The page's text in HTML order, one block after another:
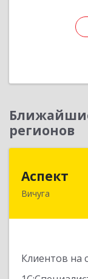
регионов
Аспект
Вичуга
Клиентов на
155331,